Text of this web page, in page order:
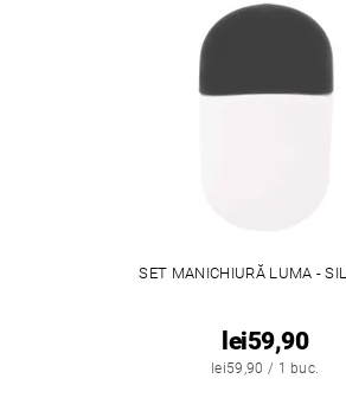
SET MANICHIURĂ LUMA -
lei59,90
lei59,90 / 1 buc.